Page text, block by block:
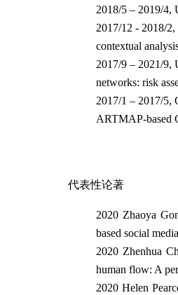
2018/5 – 2019/4,
2017/12 - 2018/
contextual
2017/9 – 2021/9,
networks: risk
2017/1 – 2017/5,
ARTMAP-based
代表性论著
2020 Zhaoya
based social
2020 Zhenhua
human flow: A
2020 Helen